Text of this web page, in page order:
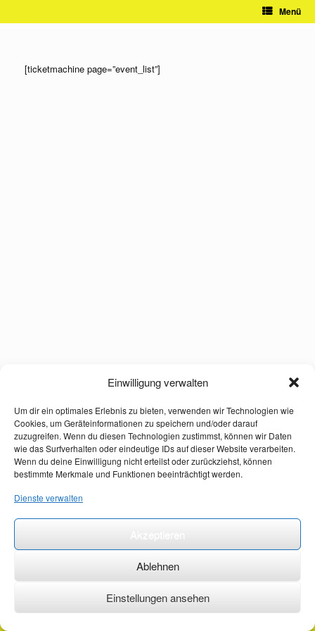
Einwilligung verwalten
Um dir ein optimales Erlebnis zu bieten, verwenden wir Technologien wie
Cookies, um Geräteinformationen zu speichern und/oder darauf
zuzugreifen. Wenn du diesen Technologien zustimmst, können wir Daten
wie das Surfverhalten oder eindeutige IDs auf dieser Website verarbeiten.
Wenn du deine Einwilligung nicht erteilst oder zurückziehst, können
bestimmte Merkmale und Funktionen beeinträchtigt werden.
Dienste verwalten
Ablehnen
Einstellungen ansehen
Menü
[ticketmachine page=”event_list”]
©2026 ·erstehilfekurs-mauch.de ·AGB ·Datenschutzerklärung ·Impressum ·